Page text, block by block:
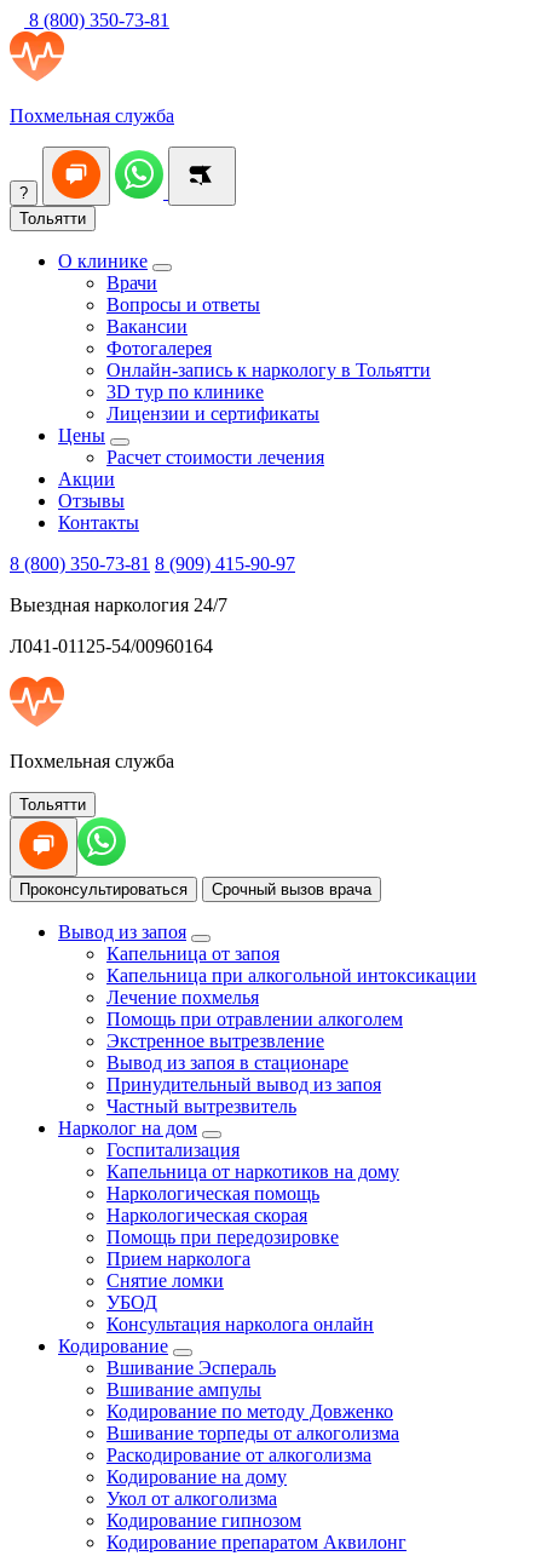
8 (800) 350-73-81
Похмельная служба
?
Тольятти
О клинике
Врачи
Вопросы и ответы
Вакансии
Фотогалерея
Онлайн-запись к наркологу в Тольятти
3D тур по клинике
Лицензии и сертификаты
Цены
Расчет стоимости лечения
Акции
Отзывы
Контакты
8 (800) 350-73-81 8 (909) 415-90-97
Выездная наркология 24/7
Л041-01125-54/00960164
Похмельная служба
Тольятти
Проконсультироваться Срочный вызов врача
Вывод из запоя
Капельница от запоя
Капельница при алкогольной интоксикации
Лечение похмелья
Помощь при отравлении алкоголем
Экстренное вытрезвление
Вывод из запоя в стационаре
Принудительный вывод из запоя
Частный вытрезвитель
Нарколог на дом
Госпитализация
Капельница от наркотиков на дому
Наркологическая помощь
Наркологическая скорая
Помощь при передозировке
Прием нарколога
Снятие ломки
УБОД
Консультация нарколога онлайн
Кодирование
Вшивание Эспераль
Вшивание ампулы
Кодирование по методу Довженко
Вшивание торпеды от алкоголизма
Раскодирование от алкоголизма
Кодирование на дому
Укол от алкоголизма
Кодирование гипнозом
Кодирование препаратом Аквилонг